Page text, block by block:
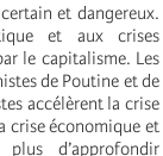
et dangereux.
et aux crises
le capitalisme. Les
de Poutine et de
accélèrent la crise
crise économique et
d’approfondir